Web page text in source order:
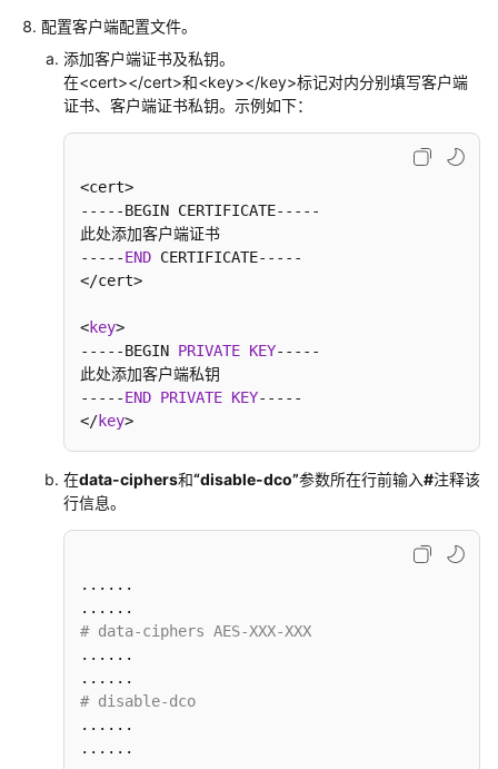
站
点
入
云
终
端
连
配置客户端配置文件。
添加客户端证书及私钥。
在<cert></cert>和<key></key>标记对内分别填写客户端
证书、客户端证书私钥。 示例如下：
<cert>
-----BEGIN CERTIFICATE-----
此处添加客户端证书
-----END CERTIFICATE-----
</cert>
<key>
-----BEGIN PRIVATE KEY-----
此处添加客户端私钥
-----END PRIVATE KEY-----
</key>
在data-ciphers和“disable-dco”参数所在行前输入#注释该
行信息。
......
# data-ciphers AES-XXX-XXX
......
# disable-dco
......
......